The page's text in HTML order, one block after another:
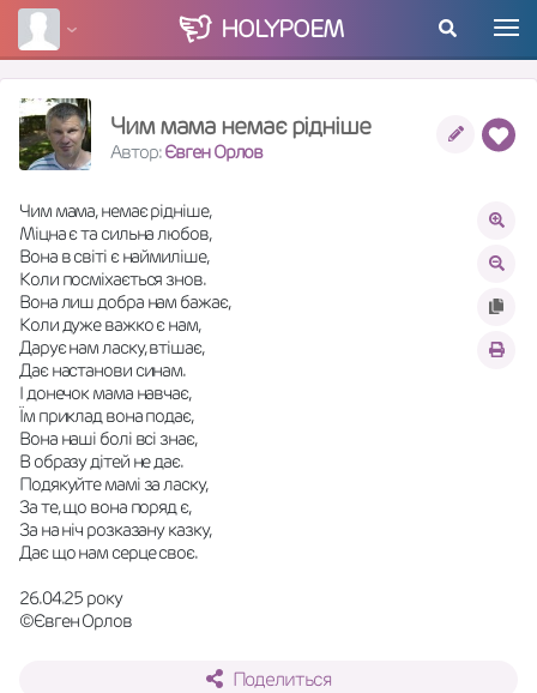
HOLYPOEM
Чим мама немає рідніше
Автор:Євген Орлов
Чим мама, немає рідніше,
Міцна є та сильна любов,
Вона в світі є наймиліше,
Коли посміхається знов.
Вона лиш добра нам бажає,
Коли дуже важко є нам,
Дарує нам ласку, втішає,
Дає настанови синам.
І донечок мама навчає,
Їм приклад вона подає,
Вона наші болі всі знає,
В образу дітей не дає.
Подякуйте мамі за ласку,
За те, що вона поряд є,
За на ніч розказану казку,
Дає що нам серце своє.
26.04.25 року
©Євген Орлов
Поделиться